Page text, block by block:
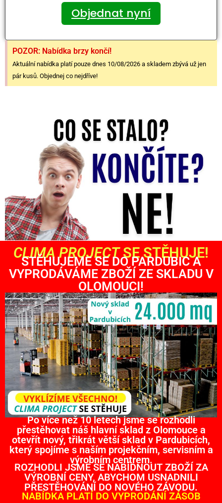
Objednat nyní
POZOR: Nabídka brzy končí!
Aktuální nabídka platí pouze dnes 10/08/2026 a skladem zbývá už jen
pár kusů. Objednej co nejdříve!
CLIMA PROJECTSE STĚHUJE!
STĚHUJEME SE DO PARDUBIC A
VYPRODÁVÁME ZBOŽÍ ZE SKLADU V
OLOMOUCI!
Po více než 10 letech jsme se rozhodli
přestěhovat náš hlavní sklad z Olomouce a
otevřít nový, třikrát větší sklad v Pardubicích,
který spojíme s naším projekčním, servisním a
výrobním centrem.
ROZHODLI JSME SE NABÍDNOUT ZBOŽÍ ZA
VÝROBNÍ CENY, ABYCHOM USNADNILI
PŘESTĚHOVÁNÍ DO NOVÉHO ZÁVODU.
NABÍDKA PLATÍ DO VYPRODÁNÍ ZÁSOB